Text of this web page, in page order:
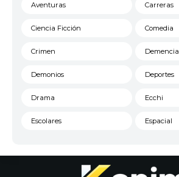
Aventuras Carreras
Ciencia Ficción Comedia
Crimen Demencia
Demonios Deportes
Drama Ecchi
Escolares Espacial
Historico